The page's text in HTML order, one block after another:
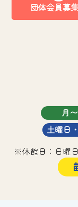
団体会員募
月
土曜日
※休館日：日曜